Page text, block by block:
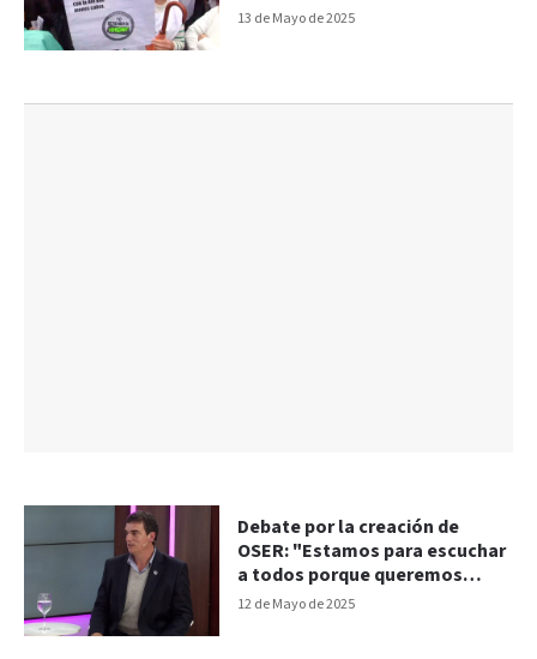
13 de Mayo de 2025
intervención
12 de Mayo de 2025
Debate por la creación de
OSER: "Estamos para escuchar
a todos porque queremos
mejorar la obra social", dijo